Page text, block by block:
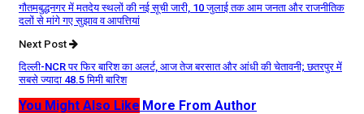
गौतमबुद्धनगर में मतदेय स्थलों की नई सूची जारी, 10 जुलाई तक आम जनता और राजनीतिक
दलों से मांगे गए सुझाव व आपत्तियां
Next Post
दिल्ली-NCR पर फिर बारिश का अलर्ट, आज तेज बरसात और आंधी की चेतावनी; छतरपुर में
सबसे ज्यादा 48.5 मिमी बारिश
You Might Also Like More From Author